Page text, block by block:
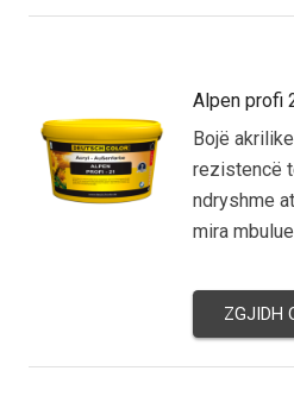
Alpen profi
Bojë
rezistencë
ndryshme
mira
ZGJIDH